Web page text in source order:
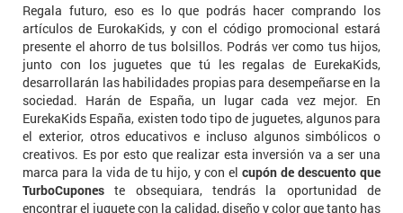
Regala futuro, eso es lo que podrás hacer comprando los
artículos de EurokaKids, y con el código promocional estará
presente el ahorro de tus bolsillos. Podrás ver como tus hijos,
junto con los juguetes que tú les regalas de EurekaKids,
desarrollarán las habilidades propias para desempeñarse en la
sociedad. Harán de España, un lugar cada vez mejor. En
EurekaKids España, existen todo tipo de juguetes, algunos para
el exterior, otros educativos e incluso algunos simbólicos o
creativos. Es por esto que realizar esta inversión va a ser una
marca para la vida de tu hijo, y con el cupón de descuento que
TurboCupones te obsequiara, tendrás la oportunidad de
encontrar el juguete con la calidad, diseño y color que tanto has